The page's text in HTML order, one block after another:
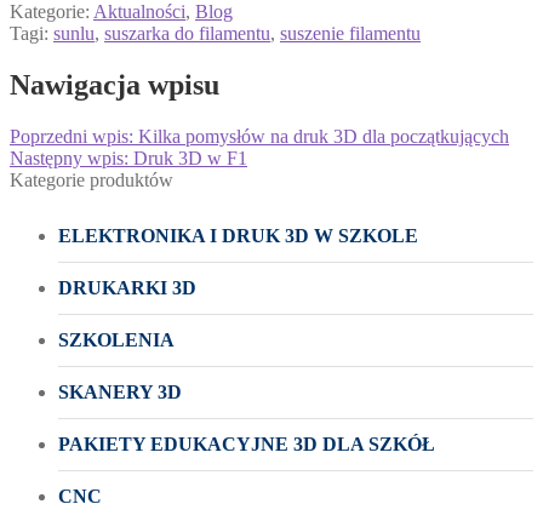
Kategorie: Aktualności, Blog
Tagi: sunlu, suszarka do filamentu, suszenie filamentu
Nawigacja wpisu
Poprzedni wpis: Kilka pomysłów na druk 3D dla początkujących
Następny wpis: Druk 3D w F1
Kategorie produktów
ELEKTRONIKA I DRUK 3D W SZKOLE
DRUKARKI 3D
SZKOLENIA
SKANERY 3D
PAKIETY EDUKACYJNE 3D DLA SZKÓŁ
CNC